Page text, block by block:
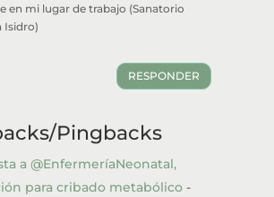
en mi lugar de trabajo (Sanatorio
Isidro)
RESPONDER
Pingbacks
a @EnfermeríaNeonatal,
para cribado metabólico-